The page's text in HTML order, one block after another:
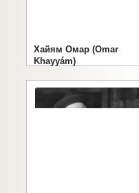
Хайям Омар (Omar
Khayyám)